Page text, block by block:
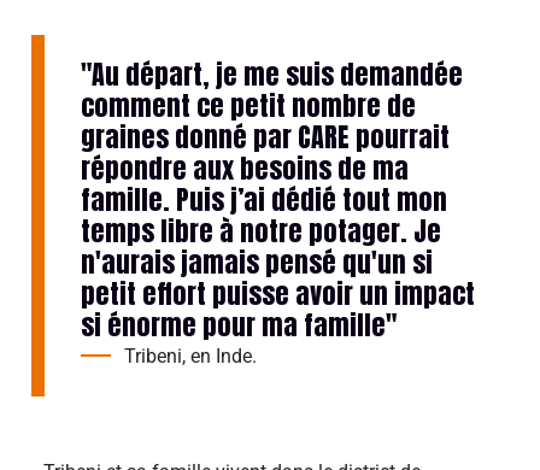
"Au départ, je me suis demandée
comment ce petit nombre de
graines donné par CARE pourrait
répondre aux besoins de ma
famille. Puis j’ai dédié tout mon
temps libre à notre potager. Je
n'aurais jamais pensé qu'un si
petit effort puisse avoir un impact
si énorme pour ma famille"
Tribeni, en Inde.